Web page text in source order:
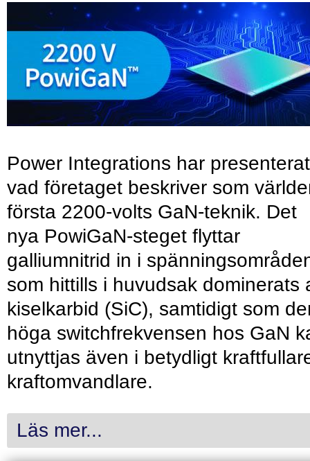
Power Integrations har presenterat
vad företaget beskriver som
första 2200-volts GaN-teknik. Det
nya PowiGaN-steget flyttar
galliumnitrid in i
som hittills i huvudsak dominerats
kiselkarbid (SiC), samtidigt som
höga switchfrekvensen hos GaN
utnyttjas även i betydligt
kraftomvandlare.
Läs mer...